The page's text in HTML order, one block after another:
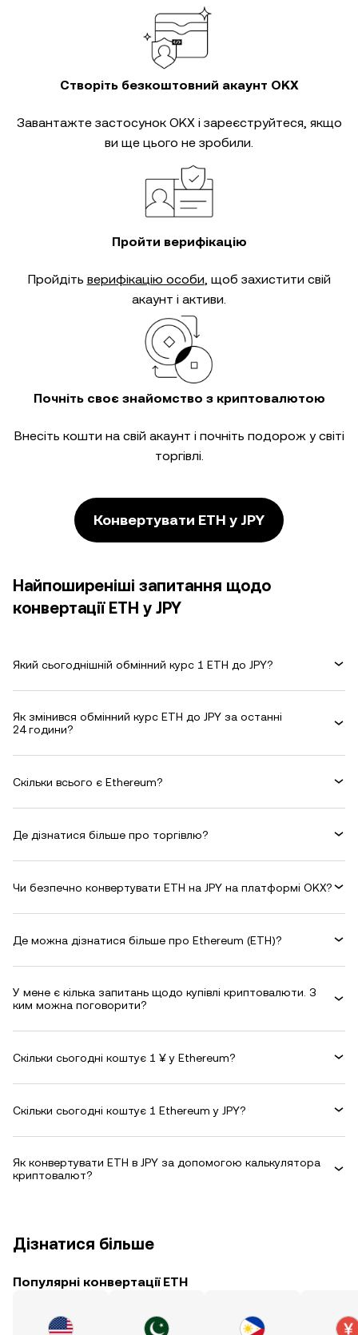
Створіть безкоштовний акаунт OKX
Завантажте застосунок OKX і зареєструйтеся, якщо
ви ще цього не зробили.
Пройти верифікацію
Пройдіть верифікацію особи, щоб захистити свій
акаунт і активи.
Почніть своє знайомство з криптовалютою
Внесіть кошти на свій акаунт і почніть подорож у світі
торгівлі.
Конвертувати ETH у JPY
Найпоширеніші запитання щодо
конвертації ETH у JPY
Який сьогоднішній обмінний курс 1 ETH до JPY?
Як змінився обмінний курс ETH до JPY за останні
24 години?
Скільки всього є Ethereum?
Де дізнатися більше про торгівлю?
Чи безпечно конвертувати ETH на JPY на платформі OKX?
Де можна дізнатися більше про Ethereum (ETH)?
У мене є кілька запитань щодо купівлі криптовалюти. З
ким можна поговорити?
Скільки сьогодні коштує 1 ¥ у Ethereum?
Скільки сьогодні коштує 1 Ethereum у JPY?
Як конвертувати ETH в JPY за допомогою калькулятора
криптовалют?
Дізнатися більше
Популярні конвертації ETH